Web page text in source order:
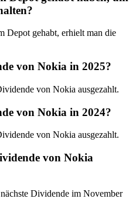
Depot gehabt, erhielt man die
von Nokia in 2025?
von Nokia ausgezahlt.
von Nokia in 2024?
von Nokia ausgezahlt.
von Nokia
Dividende im November